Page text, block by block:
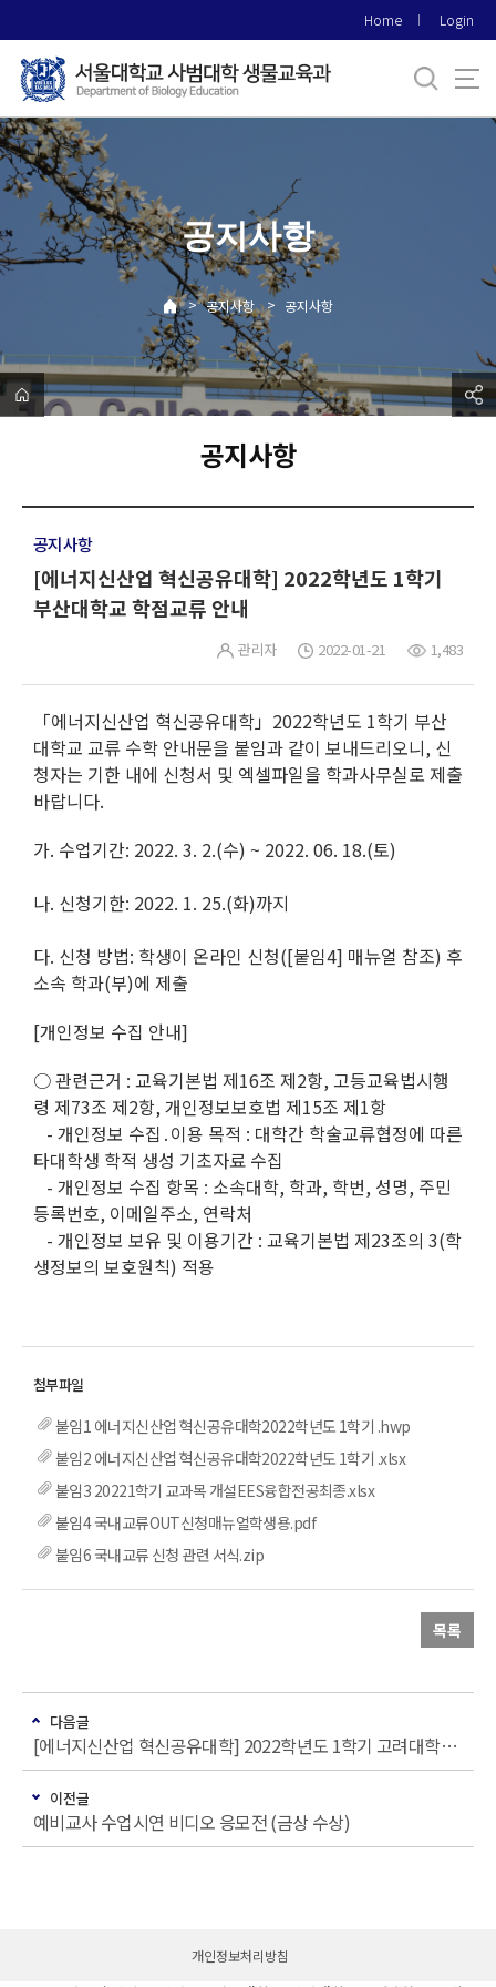
로
메
뉴
Home Login
공지사항
> 공지사항 > 공지사항
공지사항
공지사항
[에너지신산업 혁신공유대학] 2022학년도 1학기
부산대학교 학점교류 안내
관리자 2022-01-21 1,483
「에너지신산업 혁신공유대학」2022학년도 1학기 부산
대학교 교류 수학 안내문을 붙임과 같이 보내드리오니, 신
청자는 기한 내에 신청서 및 엑셀파일을 학과사무실로 제출
바랍니다.
가. 수업기간: 2022. 3. 2.(수) ~ 2022. 06. 18.(토)
나. 신청기한: 2022. 1. 25.(화)까지
다. 신청 방법: 학생이 온라인 신청([붙임4] 매뉴얼 참조) 후
소속 학과(부)에 제출
[개인정보 수집 안내]
○ 관련근거 : 교육기본법 제16조 제2항, 고등교육법시행
령 제73조 제2항, 개인정보보호법 제15조 제1항
- 개인정보 수집․이용 목적 : 대학간 학술교류협정에 따른
타대학생 학적 생성 기초자료 수집
- 개인정보 수집 항목 : 소속대학, 학과, 학번, 성명, 주민
등록번호, 이메일주소, 연락처
- 개인정보 보유 및 이용기간 : 교육기본법 제23조의 3(학
생정보의 보호원칙) 적용
붙임1 에너지신산업 혁신공유대학2022학년도 1학기 .hwp
붙임2 에너지신산업 혁신공유대학2022학년도 1학기 .xlsx
붙임3 20221학기 교과목 개설EES융합전공최종.xlsx
붙임4 국내교류OUT신청매뉴얼학생용.pdf
붙임6 국내교류 신청 관련 서식.zip
목록
다음글
[에너지신산업 혁신공유대학] 2022학년도 1학기 고려대학교 학점교류 안내
이전글
예비교사 수업시연 비디오 응모전 (금상 수상)
개인정보처리방침